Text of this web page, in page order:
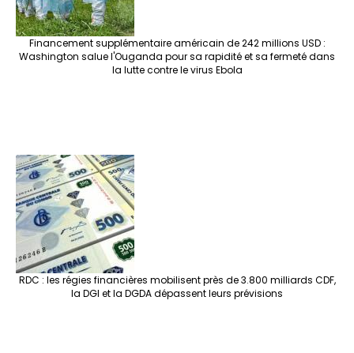
Financement supplémentaire américain de 242 millions USD :
Washington salue l'Ouganda pour sa rapidité et sa fermeté dans
la lutte contre le virus Ebola
RDC : les régies financières mobilisent près de 3.800 milliards CDF,
la DGI et la DGDA dépassent leurs prévisions